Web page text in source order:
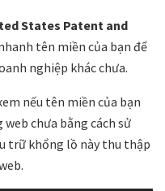
States Patent and
tên miền của bạn để
nghiệp khác chưa.
nếu tên miền của bạn
chưa bằng cách sử
trữ khổng lồ này thu thập